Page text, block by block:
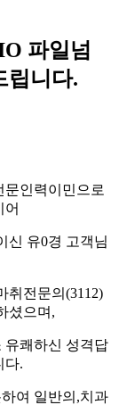
파일넘
립니다.
문인력이민으로
어
신 유0경 고객님
취전문의(3112)
셨으며,
유쾌하신 성격답
다.
여 일반의,치과